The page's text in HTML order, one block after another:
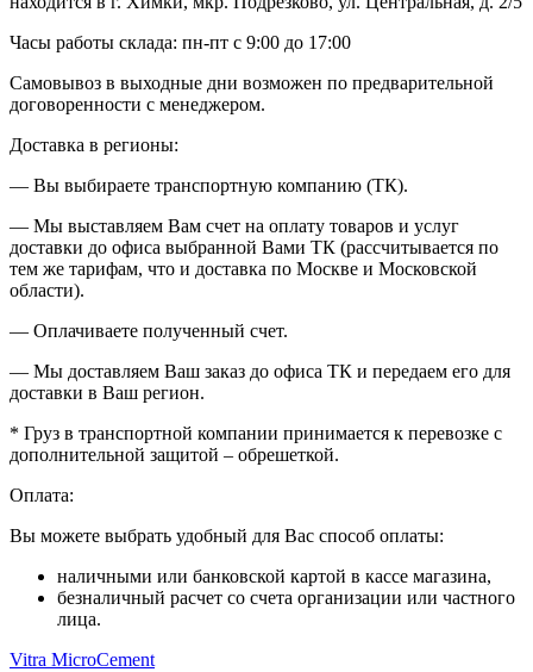
Часы работы склада: пн-пт с 9:00 до 17:00
Самовывоз в выходные дни возможен по предварительной
договоренности с менеджером.
Доставка в регионы:
— Вы выбираете транспортную компанию (ТК).
— Мы выставляем Вам счет на оплату товаров и услуг
доставки до офиса выбранной Вами ТК (рассчитывается по
тем же тарифам, что и доставка по Москве и Московской
области).
— Оплачиваете полученный счет.
— Мы доставляем Ваш заказ до офиса ТК и передаем его для
доставки в Ваш регион.
* Груз в транспортной компании принимается к перевозке с
дополнительной защитой – обрешеткой.
Оплата:
Вы можете выбрать удобный для Вас способ оплаты:
наличными или банковской картой в кассе магазина,
безналичный расчет со счета организации или частного
лица.
Vitra MicroCement